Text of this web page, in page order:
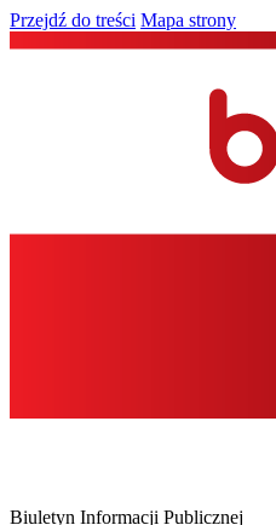
Przejdź do treści Mapa strony
Biuletyn Informacji Publicznej